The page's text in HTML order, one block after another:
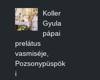
Koller
Gyula
pápai
prelátus
vasmiséje,
Pozsonypüspök
i